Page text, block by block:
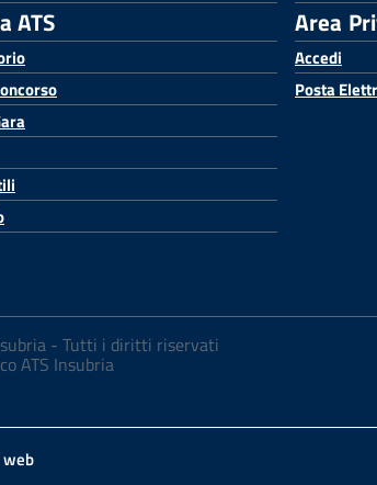
ATS Area
Accedi
Posta
- Tutti i diritti riservati
ATS Insubria